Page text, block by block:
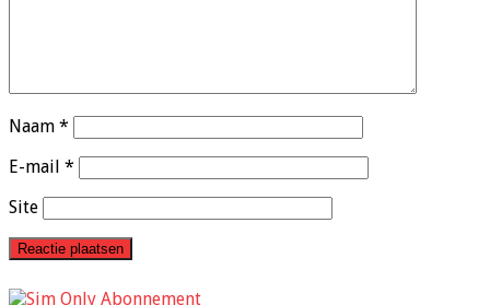
Naam *
E-mail *
Site